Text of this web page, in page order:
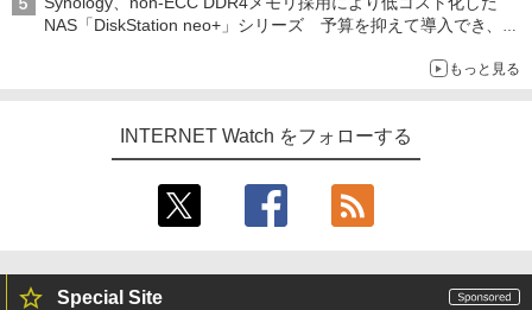
NAS「DiskStation neo+」シリーズ 予算を抑えて導入でき、
もっと見る
INTERNET Watch をフォローする
Special Site